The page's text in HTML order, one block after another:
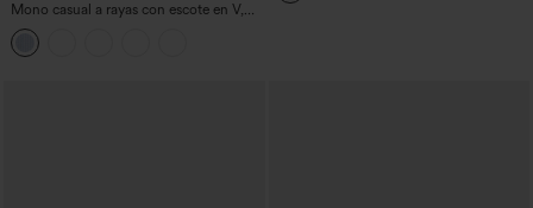
Mono casual a rayas con escote en V,
sin mangas, sujetador incorporado y
bolsillos - Edición Easy Peezy